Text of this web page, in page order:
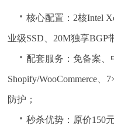
核心配置：2核Intel
业级SSD、20M独享BGP
配套服务：免备案
Shopify/WooCommerce
防护；
秒杀优势：原价150